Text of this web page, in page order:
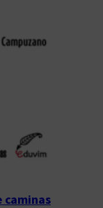
caminas